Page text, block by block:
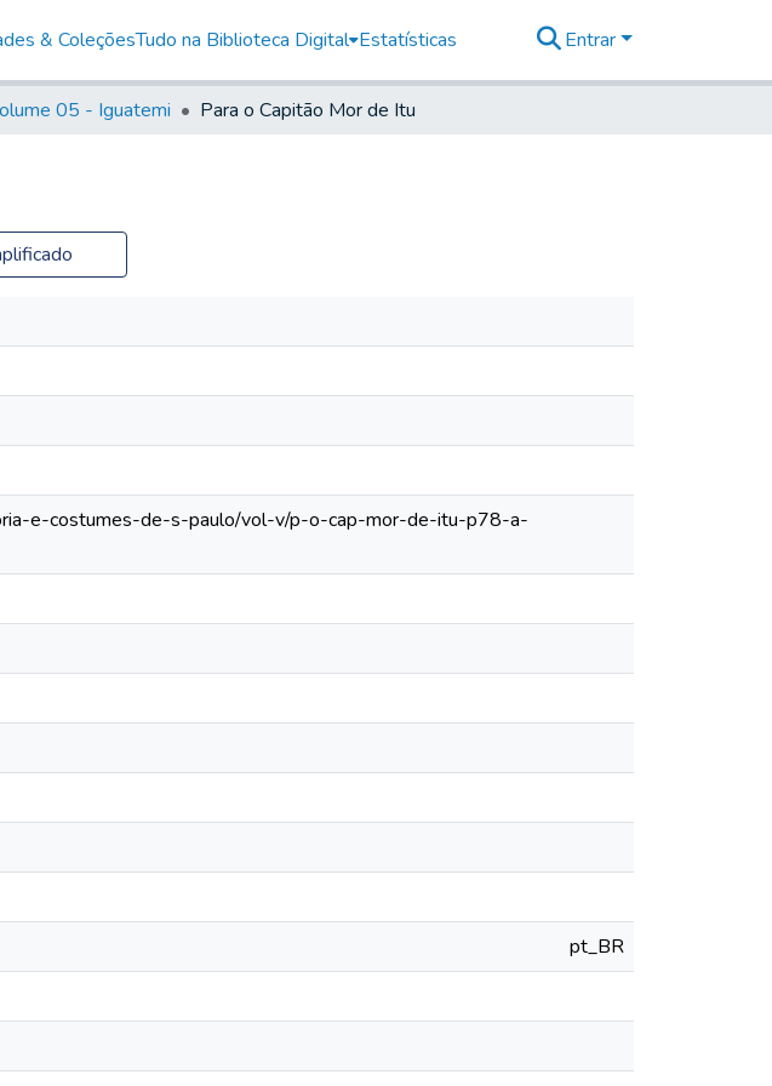
& ColeçõesTudo na Biblioteca Digital Estatísticas Entrar
05 - Iguatemi Para o Capitão Mor de Itu
e-costumes-de-s-paulo/vol-v/p-o-cap-mor-de-itu-p78-a-
pt_BR